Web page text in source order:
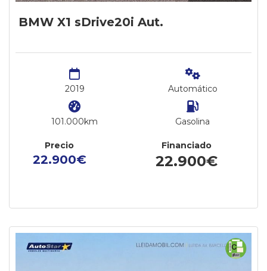
BMW X1 sDrive20i Aut.
2019
101.000km
Automático
Gasolina
Precio
22.900€
Financiado
22.900€